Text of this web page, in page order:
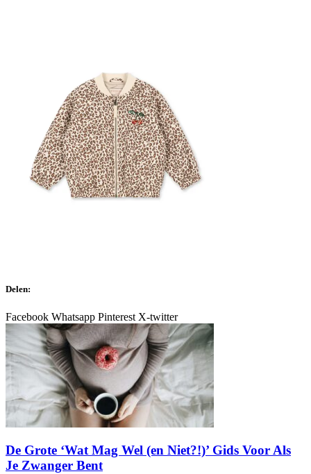
Delen:
Facebook Whatsapp Pinterest X-twitter
De Grote ‘Wat Mag Wel (en Niet?!)’ Gids Voor Als
Je Zwanger Bent